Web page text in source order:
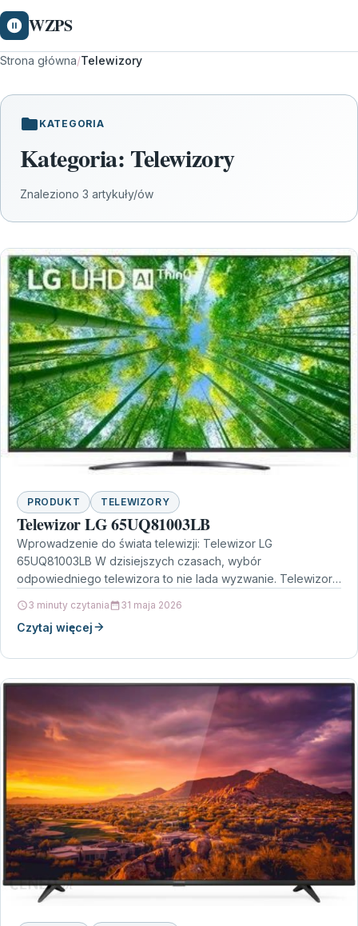
WZPS
Strona główna/Telewizory
KATEGORIA
Kategoria: Telewizory
Znaleziono 3 artykuły/ów
PRODUKT TELEWIZORY
Telewizor LG 65UQ81003LB
Wprowadzenie do świata telewizji: Telewizor LG
65UQ81003LB W dzisiejszych czasach, wybór
odpowiedniego telewizora to nie lada wyzwanie. Telewizor
3 minuty czytania 31 maja 2026
Czytaj więcej